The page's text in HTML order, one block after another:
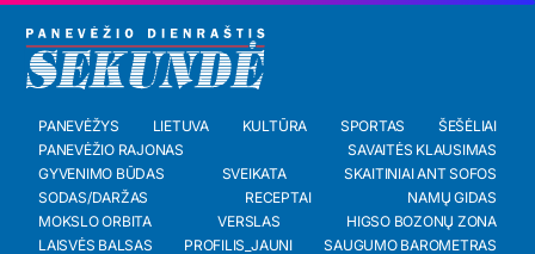
PANEVĖŽYS LIETUVA KULTŪRA SPORTAS
ŠEŠĖLIAI
PANEVĖŽIO RAJONAS
SAVAITĖS KLAUSIMAS
GYVENIMO BŪDAS
SVEIKATA
SKAITINIAI ANT SOFOS
SODAS/DARŽAS
RECEPTAI
NAMŲ GIDAS
MOKSLO ORBITA
VERSLAS
HIGSO BOZONŲ ZONA
LAISVĖS BALSAS
PROFILIS_JAUNI
SAUGUMO BAROMETRAS